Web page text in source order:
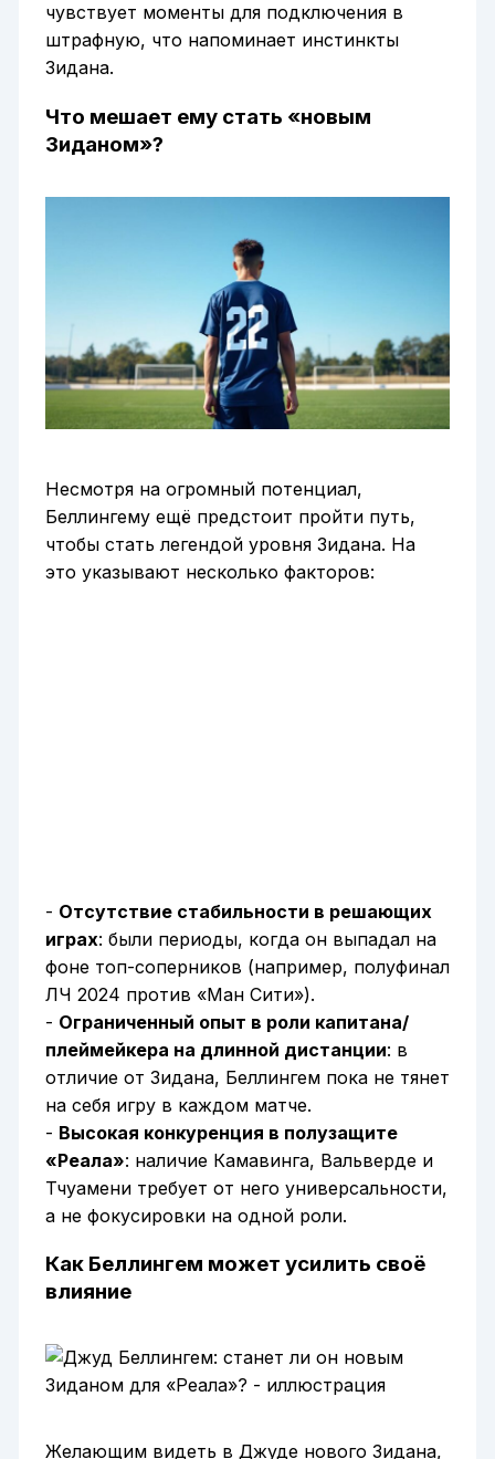
чувствует моменты для подключения в
штрафную, что напоминает инстинкты
Зидана.
Что мешает ему стать «новым
Зиданом»?
Несмотря на огромный потенциал,
Беллингему ещё предстоит пройти путь,
чтобы стать легендой уровня Зидана. На
это указывают несколько факторов:
- Отсутствие стабильности в решающих
играх: были периоды, когда он выпадал на
фоне топ-соперников (например, полуфинал
ЛЧ 2024 против «Ман Сити»).
- Ограниченный опыт в роли капитана/
плеймейкера на длинной дистанции: в
отличие от Зидана, Беллингем пока не тянет
на себя игру в каждом матче.
- Высокая конкуренция в полузащите
«Реала»: наличие Камавинга, Вальверде и
Тчуамени требует от него универсальности,
а не фокусировки на одной роли.
Как Беллингем может усилить своё
влияние
Желающим видеть в Джуде нового Зидана,